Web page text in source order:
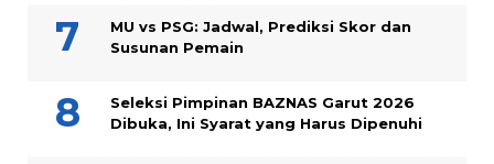
MU vs PSG: Jadwal, Prediksi Skor dan
Susunan Pemain
Seleksi Pimpinan BAZNAS Garut 2026
Dibuka, Ini Syarat yang Harus Dipenuhi